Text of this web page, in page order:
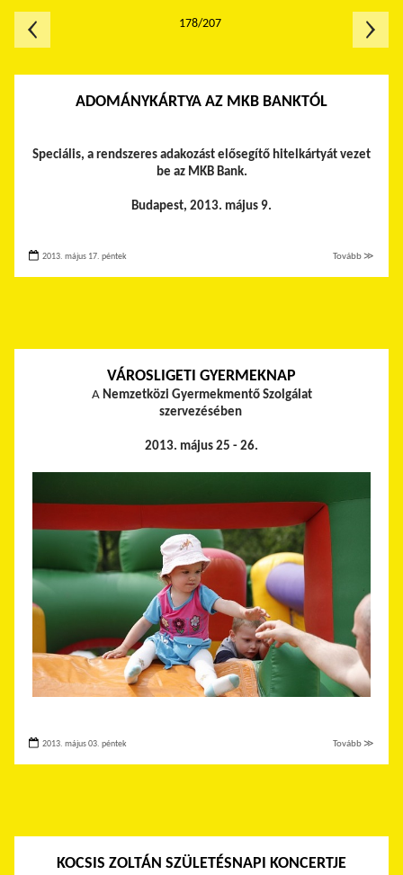
ADOMÁNYKÁRTYA AZ MKB BANKTÓL
Speciális, a rendszeres adakozást elősegítő hitelkártyát vezet
be az MKB Bank.
Budapest, 2013. május 9.
2013. május 17. péntek Tovább ≫
VÁROSLIGETI GYERMEKNAP
A Nemzetközi Gyermekmentő Szolgálat
szervezésében
2013. május 25 - 26.
2013. május 03. péntek Tovább ≫
KOCSIS ZOLTÁN SZÜLETÉSNAPI KONCERTJE
178/207